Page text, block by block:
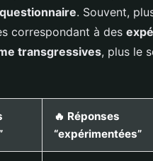
questionnaire. Souvent,
correspondant à des
transgressives, plus le
🔥 Réponses
“expérimentées”